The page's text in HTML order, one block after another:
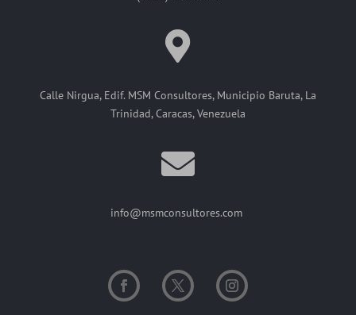
Calle Nirgua, Edif. MSM Consultores, Municipio Baruta, La
Trinidad, Caracas, Venezuela
info@msmconsultores.com